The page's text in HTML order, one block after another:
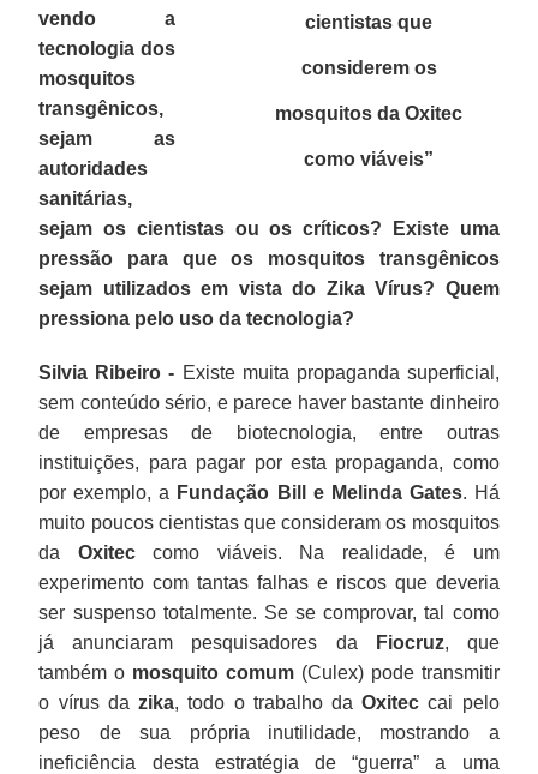
cientistas que
considerem os
mosquitos da Oxitec
como viáveis”
vendo a
tecnologia dos
mosquitos
transgênicos,
sejam as
autoridades
sanitárias,
sejam os cientistas ou os críticos? Existe uma
pressão para que os mosquitos transgênicos
sejam utilizados em vista do Zika Vírus? Quem
pressiona pelo uso da tecnologia?
Silvia Ribeiro - Existe muita propaganda superficial,
sem conteúdo sério, e parece haver bastante dinheiro
de empresas de biotecnologia, entre outras
instituições, para pagar por esta propaganda, como
por exemplo, a Fundação Bill e Melinda Gates. Há
muito poucos cientistas que consideram os mosquitos
da Oxiteccomo viáveis. Na realidade, é um
experimento com tantas falhas e riscos que deveria
ser suspenso totalmente. Se se comprovar, tal como
já anunciaram pesquisadores da
Fiocruz, que
também o mosquito comum (Culex) pode transmitir
o vírus dazika, todo o trabalho daOxitec cai pelo
peso de sua própria inutilidade, mostrando a
ineficiência desta estratégia de “guerra” a uma